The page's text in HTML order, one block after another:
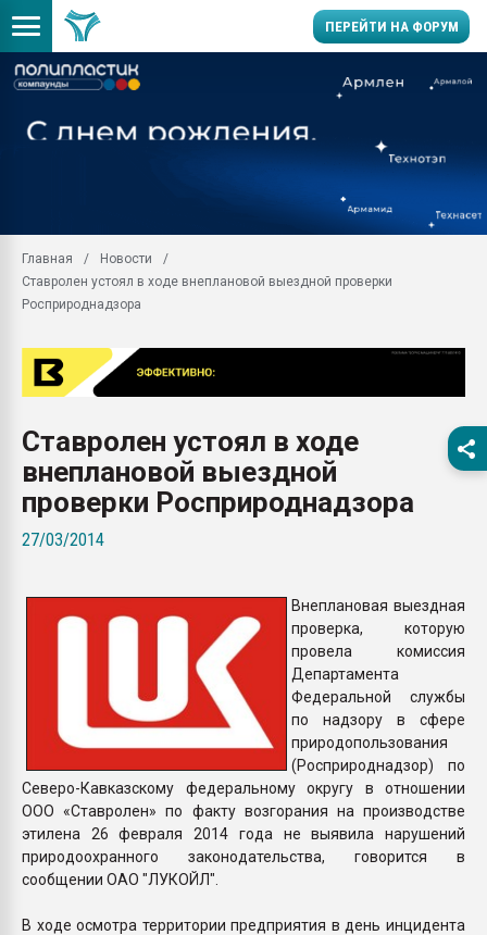
ПЕРЕЙТИ НА ФОРУМ
заводу пластмасс"
первый план в
28.07.2026
ситуацией на
Всё, что касается
Главная
Новости
Ставролен устоял в ходе внеплановой выездной проверки
Росприроднадзора
Ставролен устоял в ходе
внеплановой выездной
проверки Росприроднадзора
27/03/2014
Внеплановая выездная
проверка, которую
провела комиссия
Департамента
Федеральной службы
по надзору в сфере
природопользования
(Росприроднадзор) по
Северо-Кавказскому федеральному округу в отношении
ООО «Ставролен» по факту возгорания на производстве
этилена 26 февраля 2014 года не выявила нарушений
природоохранного законодательства, говорится в
сообщении ОАО "ЛУКОЙЛ".
В ходе осмотра территории предприятия в день инцидента